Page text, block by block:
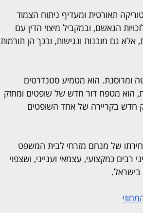
תאורטית ומעדיף ניתוח הצמוד
הנאשם, ובמקביל מיצוי הדין עם
אלא גם מובנות ונגישות, ובכך הן תורמות
ומרוסנת. הוא מטמיע סטנדרטים
הוא מטפח דור חדש של שופטים ומחזק
חדש בקריירה של אחד השופטים
של מנחם מזרחי לבית המשפט
כמקצועי, עצמאי וענייני, ושצפוי